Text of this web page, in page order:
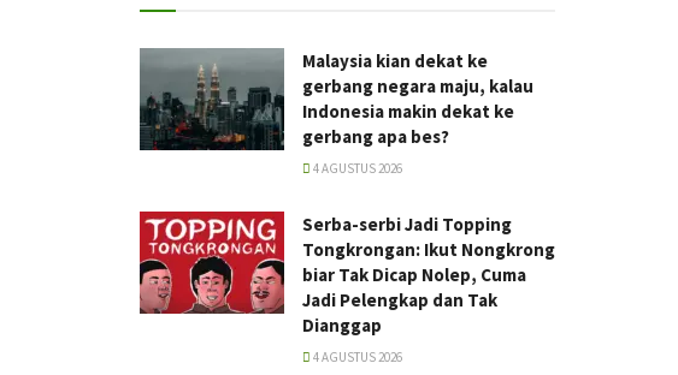
Malaysia kian dekat ke
gerbang negara maju, kalau
Indonesia makin dekat ke
gerbang apa bes?
4 AGUSTUS 2026
Serba-serbi Jadi Topping
Tongkrongan: Ikut Nongkrong
biar Tak Dicap Nolep, Cuma
Jadi Pelengkap dan Tak
Dianggap
4 AGUSTUS 2026